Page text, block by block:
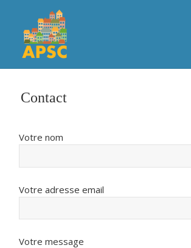
Contact
Votre nom
Votre adresse email
Votre message